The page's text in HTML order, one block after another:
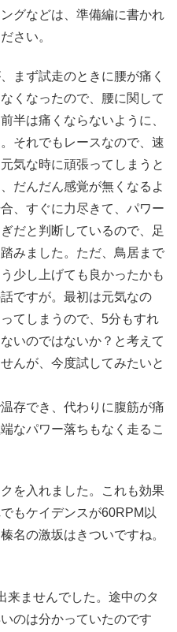
グなどは、準備編に書かれ
さい。
まず試走のときに腰が痛く
くなったので、腰に関して
半は痛くならないように、
それでもレースなので、速
気な時に頑張ってしまうと
だんだん感覚が無くなるよ
、すぐに力尽きて、パワー
だと判断しているので、足
みました。ただ、鳥居まで
少し上げても良かったかも
ですが。最初は元気なの
てしまうので、5分もすれ
いのではないか？と考えて
んが、今度試してみたいと
存でき、代わりに腹筋が痛
なパワー落ちもなく走るこ
を入れました。これも効果
もケイデンスが60RPM以
名の激坂はきついですね。
来ませんでした。途中のタ
のは分かっていたのです